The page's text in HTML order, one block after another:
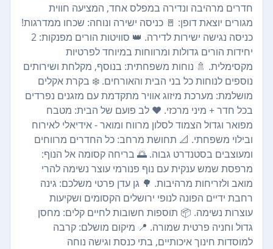
חדרים מרהיבה ונדירה במפלס אחד, המציעה חווית
מגורים יוצאת דופן: 🚪 כניסה ישירה ונוחה: שכחו ממדרגות!
כניסה נגישה ישירות לדירה. 👑 סוויטות הורים מפנקות: 2
יחידות הורים גדולות ומרווחות במיוחד לפרטיות
מקסימלית. 🚿 נוחות משפחתית: בנוסף, מקלחת ושירותים
נוספים לנוחות כל בני הבית והאורחים. ❄️ בקרת אקלים
מושלמת: מערכת מיזוג אוויר מתקדמת עם מזגנים נפרדים
בכל חדר + מיני מרכזי. ❤️ לב פועם של הבית: מטבח
מפואר וגדול הצמוד לסלון מרווח ומואר - אידיאלי לאירוח
ובילוי משפחתי. 📐 תחושת מרחב: כל החדרים מרווחים
ומעוצבים בסטנדרט גבוה. 🌅 בריחה קסומה אל הנוף:
מרפסת שמש ענקית עם נוף פנורמי עוצר נשימה להרי
מואב ולזריחות מרהיבות. 🌳 גן עדן פרטי משלכם: גינה
רחבת ידיים הפונה לנופי ירושלים הקסומים ושקיעות
עוצרות נשימה. 📦 תוספות חשובות לחיים קלים: מחסן
גדול וחניה פרטית שמורה. 📍 מיקום מושלם: קרבה
למוסדות חינוך איכותיים, בתי כנסת וגישה נוחה